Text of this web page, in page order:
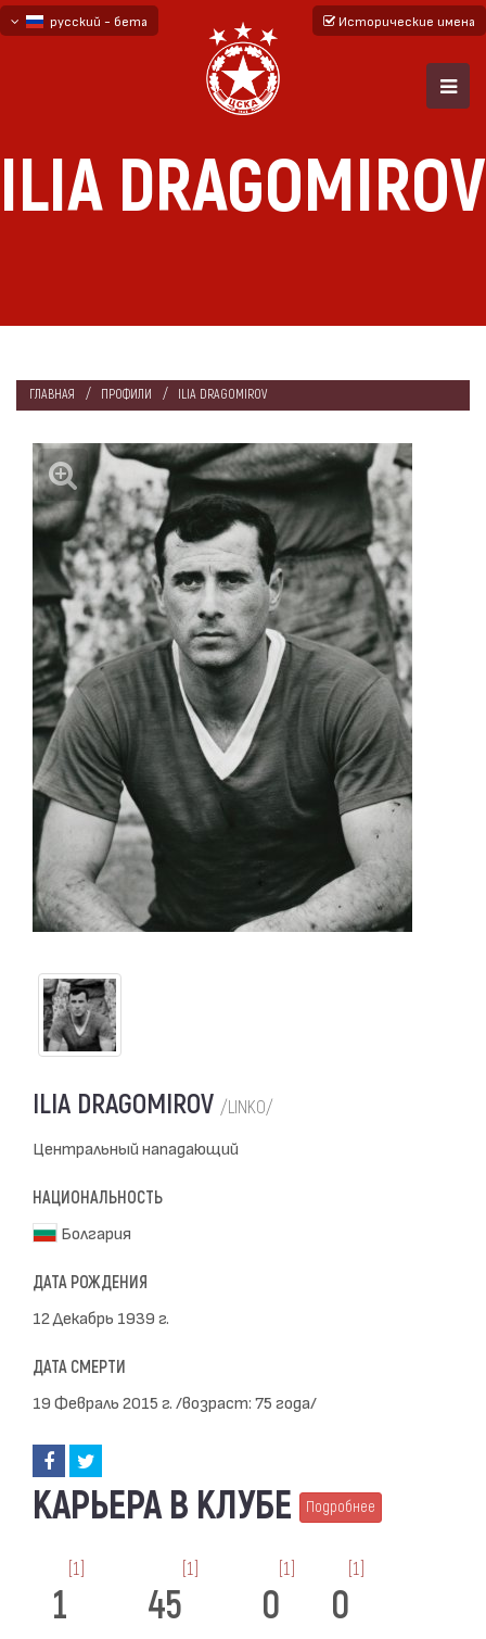
русский - бета
Исторические имена
ILIA DRAGOMIROV
ГЛАВНАЯ ПРОФИЛИ ILIA DRAGOMIROV
ILIA DRAGOMIROV /LINKO/
Центральный нападающий
НАЦИОНАЛЬНОСТЬ
Болгария
ДАТА РОЖДЕНИЯ
12 Декабрь 1939 г.
ДАТА СМЕРТИ
19 Февраль 2015 г. /возраст: 75 года/
КАРЬЕРА В КЛУБЕ Подробнее
1
[1]
45
[1]
0
[1]
0
[1]